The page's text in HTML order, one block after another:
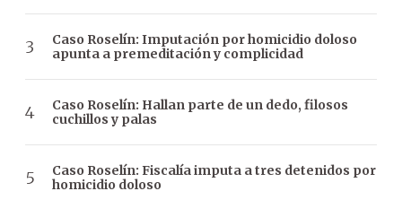
Caso Roselín: Imputación por homicidio doloso
apunta a premeditación y complicidad
Caso Roselín: Hallan parte de un dedo, filosos
cuchillos y palas
Caso Roselín: Fiscalía imputa a tres detenidos por
homicidio doloso